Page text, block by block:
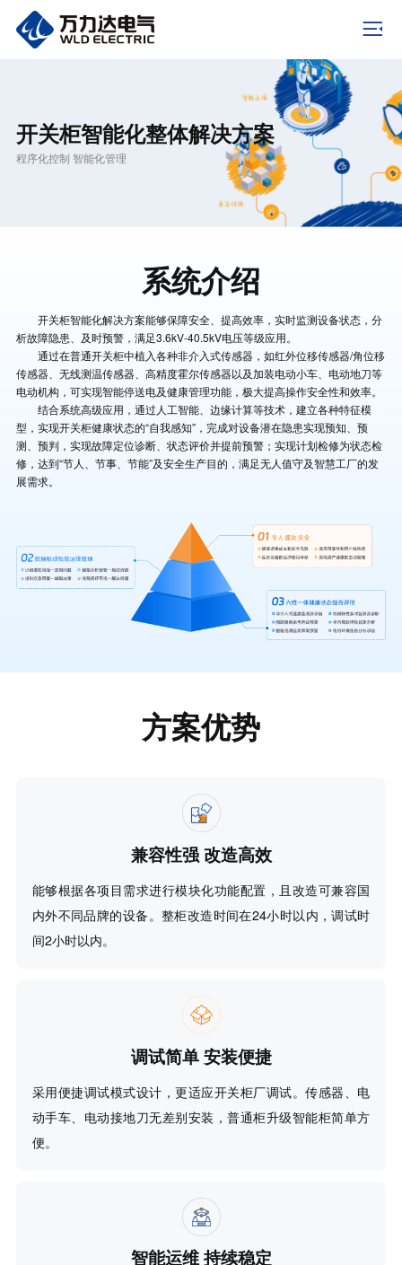
开关柜智能化整体解决方案
程序化控制 智能化管理
系统介绍
开关柜智能化解决方案能够保障安全、提高效率，实时监测设备状态，分
析故障隐患、及时预警，满足3.6kV-40.5kV电压等级应用。
通过在普通开关柜中植入各种非介入式传感器，如红外位移传感器/角位移
传感器、无线测温传感器、高精度霍尔传感器以及加装电动小车、电动地刀等
电动机构，可实现智能停送电及健康管理功能，极大提高操作安全性和效率。
结合系统高级应用，通过人工智能、边缘计算等技术，建立各种特征模
型，实现开关柜健康状态的“自我感知”，完成对设备潜在隐患实现预知、预
测、预判，实现故障定位诊断、状态评价并提前预警；实现计划检修为状态检
修，达到“节人、节事、节能”及安全生产目的，满足无人值守及智慧工厂的发
展需求。
方案优势
兼容性强 改造高效
能够根据各项目需求进行模块化功能配置，且改造可兼容国
内外不同品牌的设备。整柜改造时间在24小时以内，调试时
间2小时以内。
调试简单 安装便捷
采用便捷调试模式设计，更适应开关柜厂调试。传感器、电
动手车、电动接地刀无差别安装，普通柜升级智能柜简单方
便。
智能运维 持续稳定